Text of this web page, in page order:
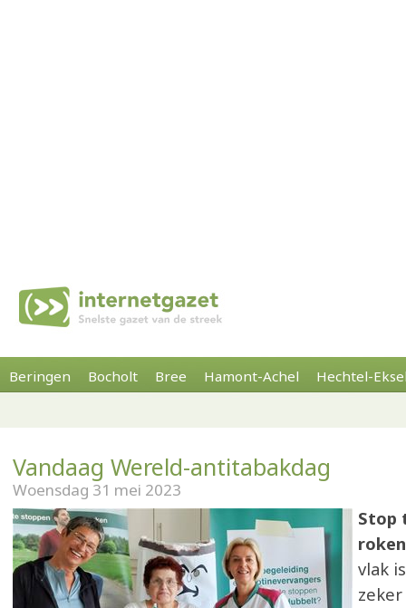
Beringen Bocholt Bree Hamont-Achel Hechtel-
Vandaag Wereld-antitabakdag
Woensdag 31 mei 2023
Stop
vlak